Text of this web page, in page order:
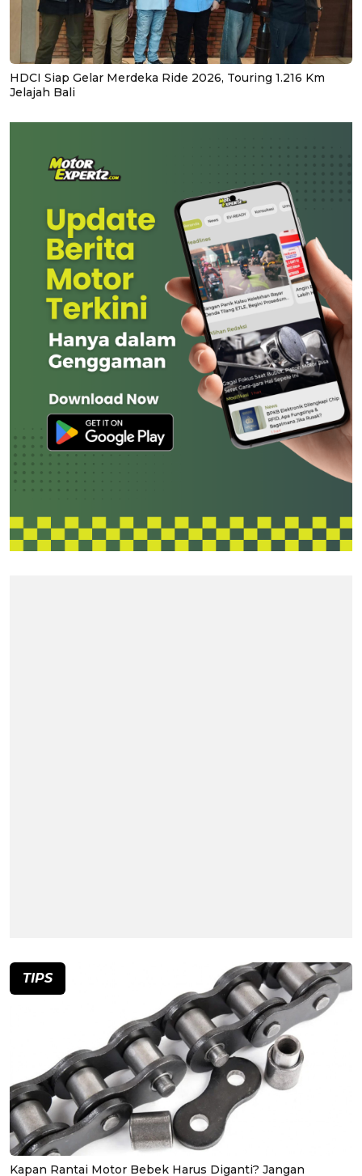
HDCI Siap Gelar Merdeka Ride 2026, Touring 1.216 Km
Jelajah Bali
TIPS
Kapan Rantai Motor Bebek Harus Diganti? Jangan